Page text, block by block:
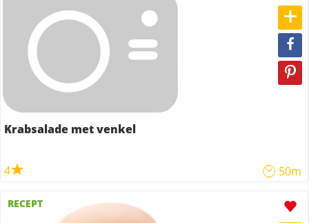
Krabsalade met venkel
4 50m
RECEPT